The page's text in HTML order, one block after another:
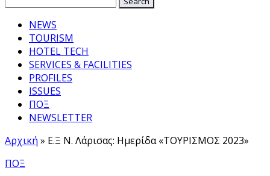
NEWS
TOURISM
HOTEL TECH
SERVICES & FACILITIES
PROFILES
ISSUES
ΠΟΞ
NEWSLETTER
Αρχική » Ε.Ξ Ν. Λάρισας: Ημερίδα «ΤΟΥΡΙΣΜΟΣ 2023»
ΠΟΞ